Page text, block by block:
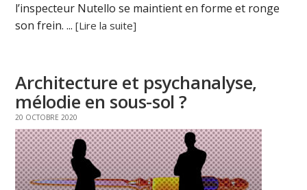
l’inspecteur Nutello se maintient en forme et ronge
son frein. ...[Lire la suite]
Architecture et psychanalyse,
mélodie en sous-sol ?
20 OCTOBRE 2020